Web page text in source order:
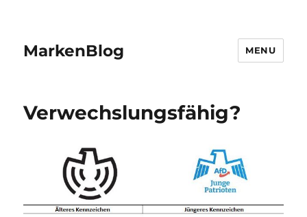
MarkenBlog MENU
Verwechslungsfähig?